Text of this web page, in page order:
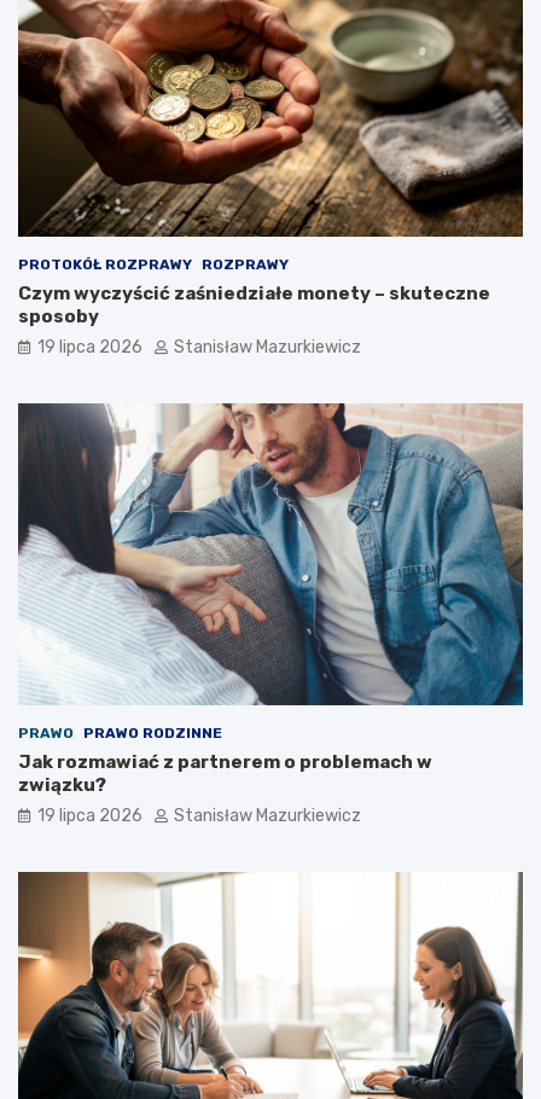
PROTOKÓŁ ROZPRAWY ROZPRAWY
Czym wyczyścić zaśniedziałe monety – skuteczne
sposoby
19 lipca 2026 Stanisław Mazurkiewicz
PRAWO PRAWO RODZINNE
Jak rozmawiać z partnerem o problemach w
związku?
19 lipca 2026 Stanisław Mazurkiewicz